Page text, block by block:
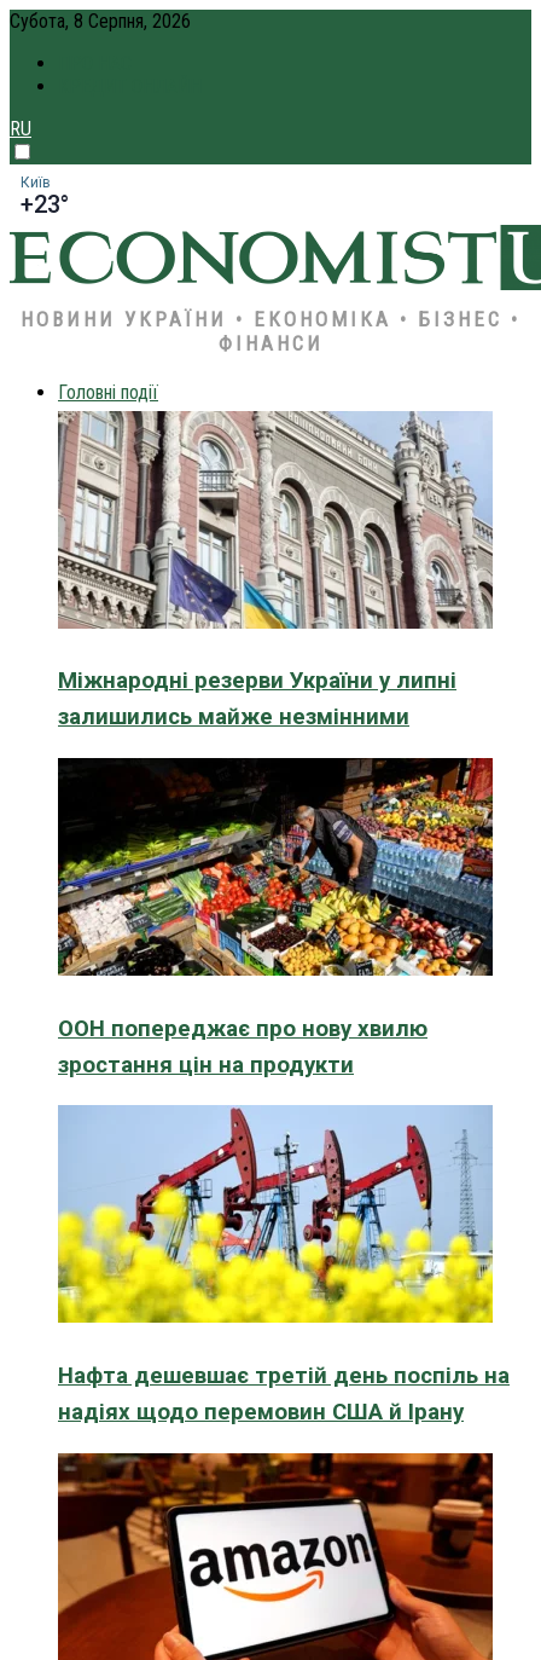
Субота, 8 Серпня, 2026
RU
Київ
+23°
НОВИНИ УКРАЇНИ • ЕКОНОМІКА • БІЗНЕС •
ФІНАНСИ
Головні події
Міжнародні резерви України у липні
залишились майже незмінними
ООН попереджає про нову хвилю
зростання цін на продукти
Нафта дешевшає третій день поспіль на
надіях щодо перемовин США й Ірану